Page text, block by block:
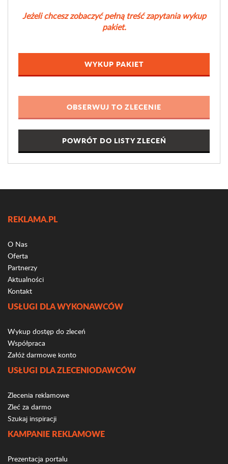
Jeżeli chcesz zobaczyć pełną treść zapytania wykup
pakiet.
WYKUP PAKIET
POWRÓT DO LISTY ZLECEŃ
REKLAMA.PL
O Nas
Oferta
Partnerzy
Aktualności
Kontakt
USŁUGI DLA WYKONAWCÓW
Wykup dostęp do zleceń
Współpraca
Załóż darmowe konto
USŁUGI DLA ZLECENIODAWCÓW
Zlecenia reklamowe
Zleć za darmo
Szukaj inspiracji
KAMPANIE REKLAMOWE
Prezentacja portalu